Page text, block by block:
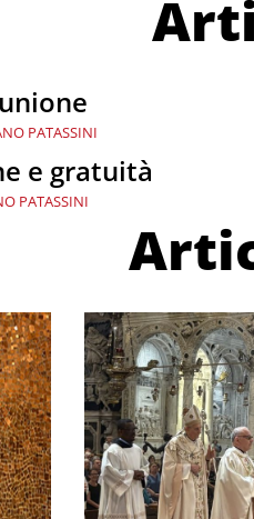
PATASSINI
e gratuità
PATASSINI